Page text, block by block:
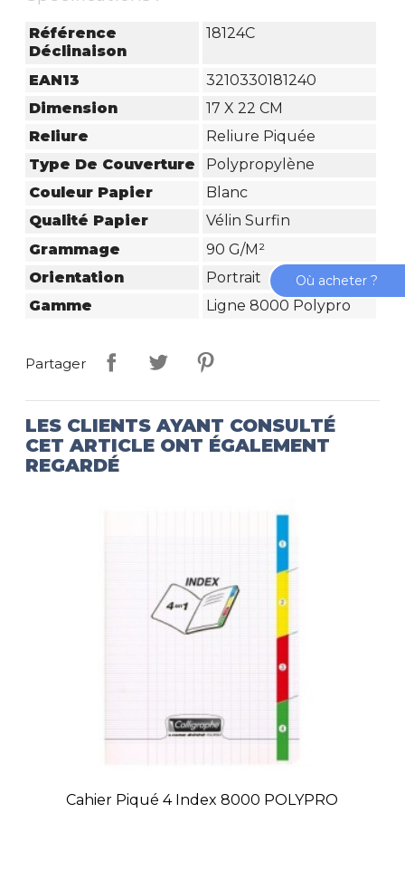
Référence
Déclinaison
18124C
EAN13
3210330181240
Dimension
17 X 22 CM
Reliure
Reliure Piquée
Type De Couverture
Polypropylène
Couleur Papier
Blanc
Qualité Papier
Vélin Surfin
Grammage
90 G/m²
Orientation
Portrait
Gamme
Ligne 8000 Polypro
Partager
LES CLIENTS AYANT CONSULTÉ
CET ARTICLE ONT ÉGALEMENT
REGARDÉ
Cahier Piqué 4 Index 8000 POLYPRO
Où acheter ?